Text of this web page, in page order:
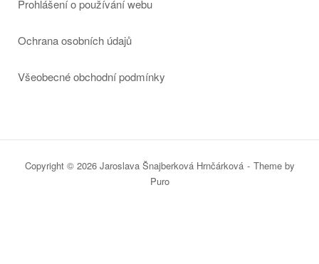
Prohlášení o používání webu
Ochrana osobních údajů
Všeobecné obchodní podmínky
Copyright © 2026 Jaroslava Šnajberková Hrnčárková
Theme by
Puro